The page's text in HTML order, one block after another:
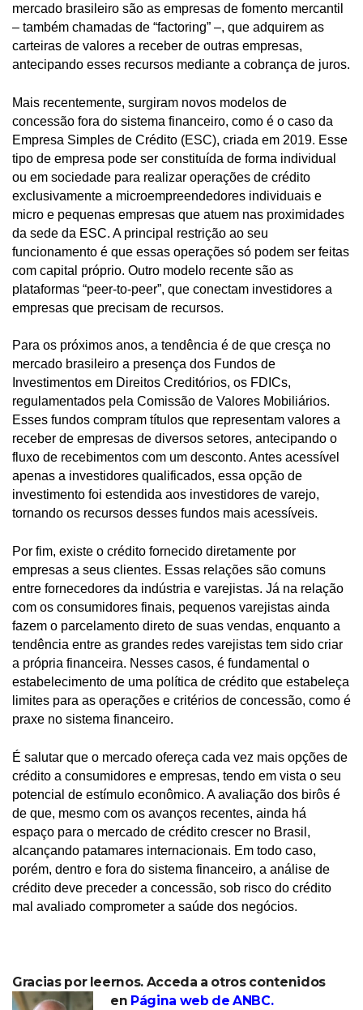
mercado brasileiro são as empresas de fomento mercantil
– também chamadas de “factoring” –, que adquirem as
carteiras de valores a receber de outras empresas,
antecipando esses recursos mediante a cobrança de juros.
Mais recentemente, surgiram novos modelos de
concessão fora do sistema financeiro, como é o caso da
Empresa Simples de Crédito (ESC), criada em 2019. Esse
tipo de empresa pode ser constituída de forma individual
ou em sociedade para realizar operações de crédito
exclusivamente a microempreendedores individuais e
micro e pequenas empresas que atuem nas proximidades
da sede da ESC. A principal restrição ao seu
funcionamento é que essas operações só podem ser feitas
com capital próprio. Outro modelo recente são as
plataformas “peer-to-peer”, que conectam investidores a
empresas que precisam de recursos.
Para os próximos anos, a tendência é de que cresça no
mercado brasileiro a presença dos Fundos de
Investimentos em Direitos Creditórios, os FDICs,
regulamentados pela Comissão de Valores Mobiliários.
Esses fundos compram títulos que representam valores a
receber de empresas de diversos setores, antecipando o
fluxo de recebimentos com um desconto. Antes acessível
apenas a investidores qualificados, essa opção de
investimento foi estendida aos investidores de varejo,
tornando os recursos desses fundos mais acessíveis.
Por fim, existe o crédito fornecido diretamente por
empresas a seus clientes. Essas relações são comuns
entre fornecedores da indústria e varejistas. Já na relação
com os consumidores finais, pequenos varejistas ainda
fazem o parcelamento direto de suas vendas, enquanto a
tendência entre as grandes redes varejistas tem sido criar
a própria financeira. Nesses casos, é fundamental o
estabelecimento de uma política de crédito que estabeleça
limites para as operações e critérios de concessão, como é
praxe no sistema financeiro.
É salutar que o mercado ofereça cada vez mais opções de
crédito a consumidores e empresas, tendo em vista o seu
potencial de estímulo econômico. A avaliação dos birôs é
de que, mesmo com os avanços recentes, ainda há
espaço para o mercado de crédito crescer no Brasil,
alcançando patamares internacionais. Em todo caso,
porém, dentro e fora do sistema financeiro, a análise de
crédito deve preceder a concessão, sob risco do crédito
mal avaliado comprometer a saúde dos negócios.
Gracias por leernos. Acceda a otros contenidos
en Página web de ANBC.